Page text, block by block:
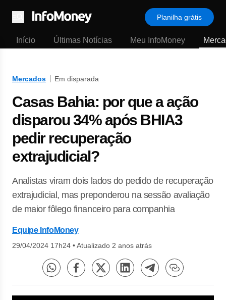
Menu
Planilha grátis
Início Últimas Notícias Meu InfoMoney
Mercados Em disparada
Casas Bahia: por que a ação
disparou 34% após BHIA3
pedir recuperação
extrajudicial?
Analistas viram dois lados do pedido de recuperação
extrajudicial, mas preponderou na sessão avaliação
de maior fôlego financeiro para companhia
Equipe InfoMoney
29/04/2024 17h24 •Atualizado 2 anos atrás